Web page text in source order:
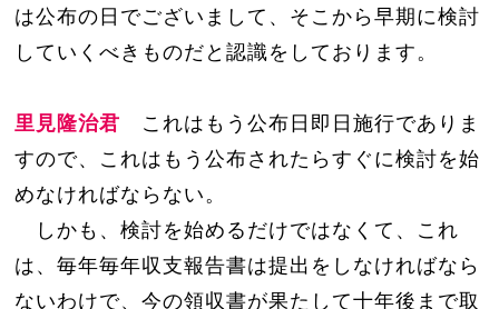
は公布の日でございまして、そこから早期に検討
していくべきものだと認識をしております。
里見隆治君 これはもう公布日即日施行でありま
すので、これはもう公布されたらすぐに検討を始
めなければならない。
しかも、検討を始めるだけではなくて、これ
は、毎年毎年収支報告書は提出をしなければなら
ないわけで、今の領収書が果たして十年後まで取